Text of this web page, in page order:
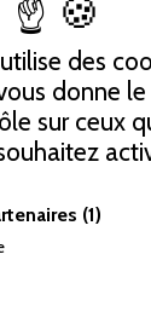
des
donne le
sur ceux
(1)
Pinterest
CHF